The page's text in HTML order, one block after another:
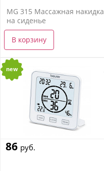
MG 315 Массажная накидка
на сиденье
В корзину
new
86 руб.